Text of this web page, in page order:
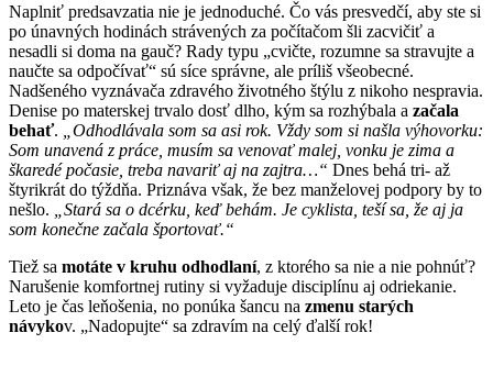
Naplniť predsavzatia nie je jednoduché. Čo vás presvedčí, aby ste si
po únavných hodinách strávených za počítačom šli zacvičiť a
nesadli si doma na gauč? Rady typu „cvičte, rozumne sa stravujte a
naučte sa odpočívať“ sú síce správne, ale príliš všeobecné.
Nadšeného vyznávača zdravého životného štýlu z nikoho nespravia.
Denise po materskej trvalo dosť dlho, kým sa rozhýbala a začala
behať.
„Odhodlávala som sa asi rok. Vždy som si našla výhovorku:
Som unavená z práce, musím sa venovať malej, vonku je zima a
škaredé počasie, treba navariť aj na zajtra…“ Dnes behá tri- až
štyrikrát do týždňa. Priznáva však, že bez manželovej podpory by to
nešlo.
„Stará sa o dcérku, keď behám. Je cyklista, teší sa, že aj ja
som konečne začala športovať.“
Tiež sa motáte v kruhu odhodlaní, z ktorého sa nie a nie pohnúť?
Narušenie komfortnej rutiny si vyžaduje disciplínu aj odriekanie.
Leto je čas leňošenia, no ponúka šancu na zmenu starých
návykov. „Nadopujte“ sa zdravím na celý ďalší rok!